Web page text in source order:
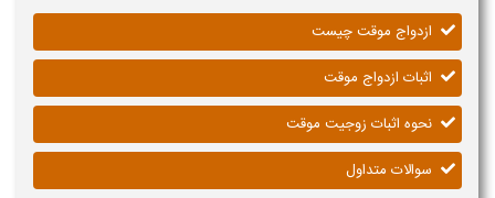
ازدواج موقت چیست
اثبات ازدواج موقت
نحوه اثبات زوجیت موقت
سوالات متداول